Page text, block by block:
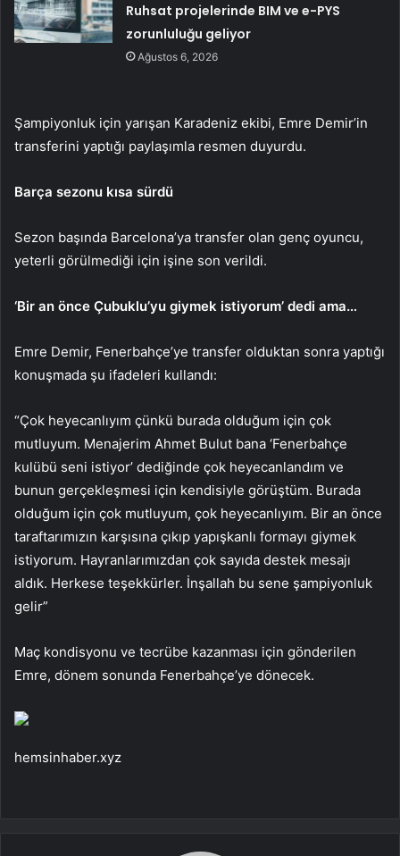
Ruhsat projelerinde BIM ve e-PYS
zorunluluğu geliyor
Ağustos 6, 2026
Şampiyonluk için yarışan Karadeniz ekibi, Emre Demir’in
transferini yaptığı paylaşımla resmen duyurdu.
Barça sezonu kısa sürdü
Sezon başında Barcelona’ya transfer olan genç oyuncu,
yeterli görülmediği için işine son verildi.
‘Bir an önce Çubuklu’yu giymek istiyorum’ dedi ama…
Emre Demir, Fenerbahçe’ye transfer olduktan sonra yaptığı
konuşmada şu ifadeleri kullandı:
“Çok heyecanlıyım çünkü burada olduğum için çok
mutluyum. Menajerim Ahmet Bulut bana ‘Fenerbahçe
kulübü seni istiyor’ dediğinde çok heyecanlandım ve
bunun gerçekleşmesi için kendisiyle görüştüm. Burada
olduğum için çok mutluyum, çok heyecanlıyım. Bir an önce
taraftarımızın karşısına çıkıp yapışkanlı formayı giymek
istiyorum. Hayranlarımızdan çok sayıda destek mesajı
aldık. Herkese teşekkürler. İnşallah bu sene şampiyonluk
gelir”
Maç kondisyonu ve tecrübe kazanması için gönderilen
Emre, dönem sonunda Fenerbahçe’ye dönecek.
hemsinhaber.xyz